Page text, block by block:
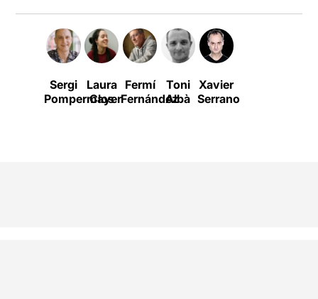
Sergi
Pompermayer
Laura
Clos
Fermí
Fernández
Toni
Albà
Xavier
Serrano